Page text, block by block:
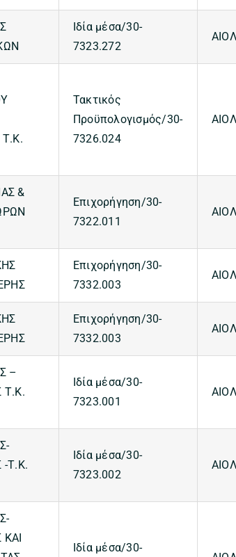
Ιδία μέσα/30-
7323.272
Τ.Κ.
Τακτικός
Προϋπολογισμός/30-
7326.024
&
Επιχορήγηση/30-
7322.011
Επιχορήγηση/30-
7332.003
Επιχορήγηση/30-
7332.003
–
Τ.Κ.
Ιδία μέσα/30-
7323.001
-Τ.Κ.
Ιδία μέσα/30-
7323.002
Ιδία μέσα/30-